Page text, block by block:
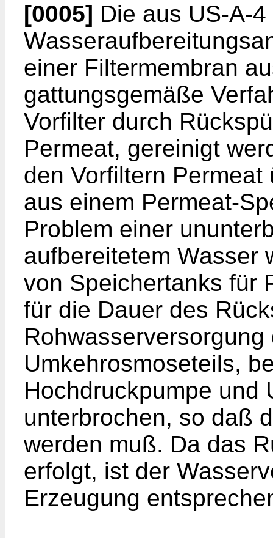
[0005] Die aus US-A-
einer Filtermembran
gattungsgemäße
Vorfilter durch
Permeat, gereinigt
den Vorfiltern
aus einem Permeat-
Problem einer
aufbereitetem Wasser
von Speichertanks für
für die Dauer des
Umkehrosmoseteils,
Hochdruckpumpe und
unterbrochen, so daß
werden muß. Da das
erfolgt, ist der
Erzeugung